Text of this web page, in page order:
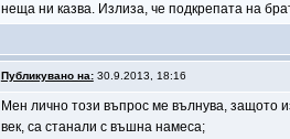
неща ни казва. Излиза, че подкрепата на
Публикувано на:30.9.2013, 18:16
Мен лично този въпрос ме вълнува, защото
век, са станали с въшна намеса;